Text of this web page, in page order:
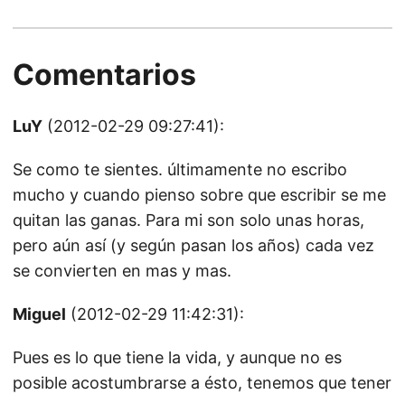
Comentarios
LuY (2012-02-29 09:27:41):
Se como te sientes. últimamente no escribo
mucho y cuando pienso sobre que escribir se me
quitan las ganas. Para mi son solo unas horas,
pero aún así (y según pasan los años) cada vez
se convierten en mas y mas.
Miguel (2012-02-29 11:42:31):
Pues es lo que tiene la vida, y aunque no es
posible acostumbrarse a ésto, tenemos que tener